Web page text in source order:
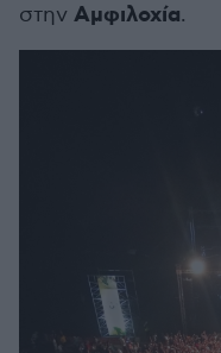
στην Αμφιλοχία.